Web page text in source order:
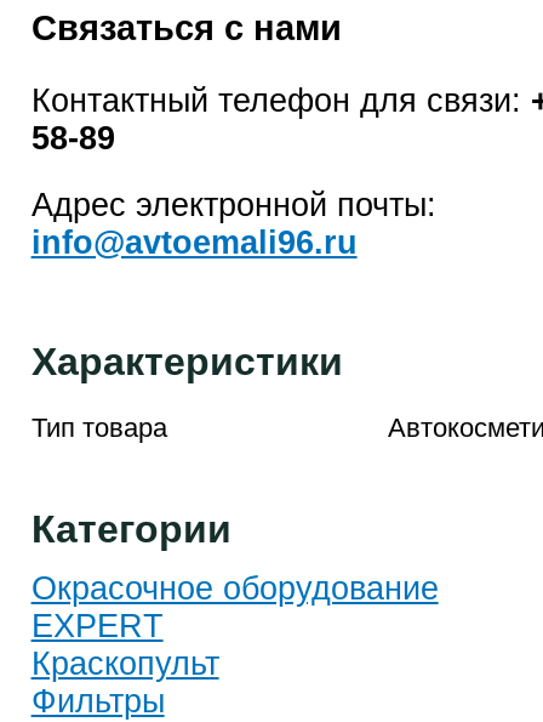
Связаться с нами
Контактный телефон для связи:
58-89
Адрес электронной почты:
info@avtoemali96.ru
Характеристики
Тип товара
Категории
Окрасочное оборудование
EXPERT
Краскопульт
Фильтры